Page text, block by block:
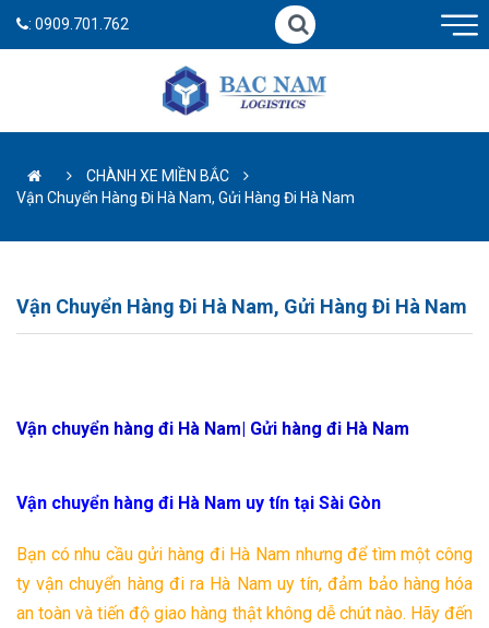
: 0909.701.762
CHÀNH XE MIỀN BẮC
Vận Chuyển Hàng Đi Hà Nam, Gửi Hàng Đi Hà Nam
Vận Chuyển Hàng Đi Hà Nam, Gửi Hàng Đi Hà Nam
Vận chuyển hàng đi Hà Nam| Gửi hàng đi Hà Nam
Vận chuyển hàng đi Hà Nam uy tín tại Sài Gòn
Bạn có nhu cầu gửi hàng đi Hà Nam nhưng để tìm một công
ty vận chuyển hàng đi ra Hà Namuy tín, đảm bảo hàng hóa
an toàn và tiến độ giao hàng thật không dễ chút nào. Hãy đến